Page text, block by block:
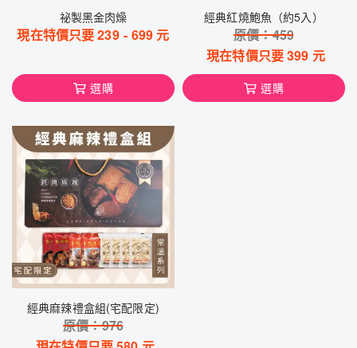
祕製黑金肉燥
現在特價只要239 - 699 元
選購
經典紅燒鮑魚（約5入）
原價：459
現在特價只要399 元
選購
經典麻辣禮盒組(宅配限定)
原價：976